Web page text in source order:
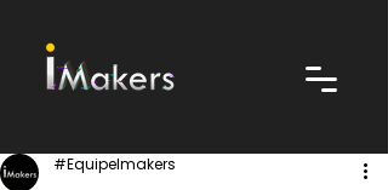
#EquipeImakers